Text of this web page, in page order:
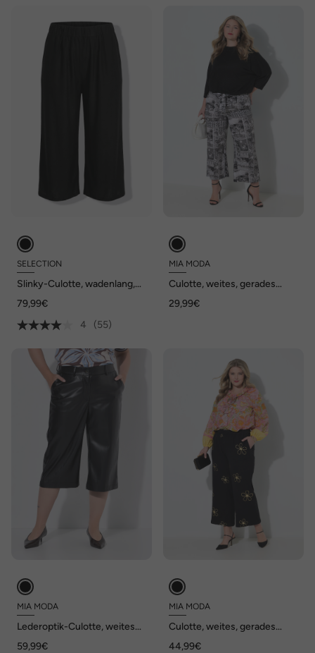
SELECTION
Slinky-Culotte, wadenlang,
79,99€
4
(55)
MIA MODA
Culotte, weites, gerades
29,99€
MIA MODA
Lederoptik-Culotte, weites
59,99€
MIA MODA
Culotte, weites, gerades
44,99€